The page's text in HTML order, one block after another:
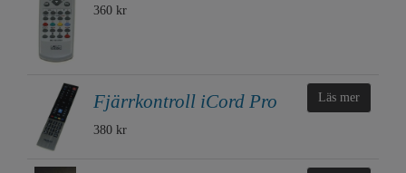
360 kr
Fjärrkontroll iCord Pro
380 kr
Läs mer